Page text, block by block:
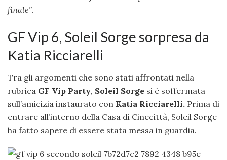
finale”.
GF Vip 6, Soleil Sorge sorpresa da
Katia Ricciarelli
Tra gli argomenti che sono stati affrontati nella
rubrica GF Vip Party, Soleil Sorge si è soffermata
sull’amicizia instaurato con Katia Ricciarelli. Prima di
entrare all’interno della Casa di Cinecittà, Soleil Sorge
ha fatto sapere di essere stata messa in guardia.